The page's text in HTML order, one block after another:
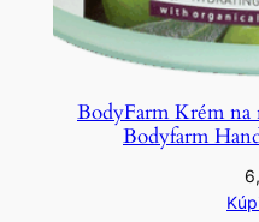
BodyFarm Krém
Bodyfarm